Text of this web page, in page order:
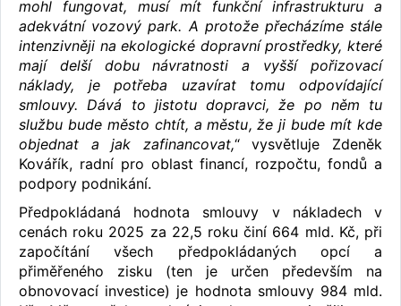
mohl fungovat, musí mít funkční infrastrukturu a
adekvátní vozový park. A protože přecházíme stále
intenzivněji na ekologické dopravní prostředky, které
mají delší dobu návratnosti a vyšší pořizovací
náklady, je potřeba uzavírat tomu odpovídající
smlouvy. Dává to jistotu dopravci, že po něm tu
službu bude město chtít, a městu, že ji bude mít kde
objednat a jak zafinancovat,“ vysvětluje Zdeněk
Kovářík, radní pro oblast financí, rozpočtu, fondů a
podpory podnikání.
Předpokládaná hodnota smlouvy v nákladech v
cenách roku 2025 za 22,5 roku činí 664 mld. Kč, při
započítání všech předpokládaných opcí a
přiměřeného zisku (ten je určen především na
obnovovací investice) je hodnota smlouvy 984 mld.